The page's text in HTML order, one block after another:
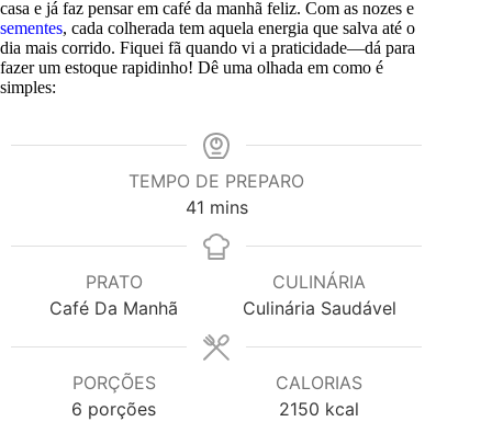
casa e já faz pensar em café da manhã feliz. Com as nozes e
sementes, cada colherada tem aquela energia que salva até o
dia mais corrido. Fiquei fã quando vi a praticidade—dá para
fazer um estoque rapidinho! Dê uma olhada em como é
simples:
TEMPO DE PREPARO
41minutes
mins
PRATO
Café Da Manhã
CULINÁRIA
Culinária Saudável
PORÇÕES
6 porções
CALORIAS
2150 kcal